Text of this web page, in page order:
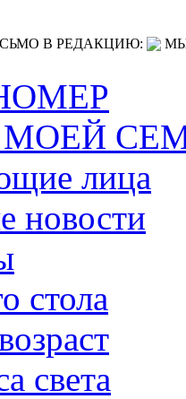
В РЕДАКЦИЮ:
МОЕЙ
лица
новости
стола
света